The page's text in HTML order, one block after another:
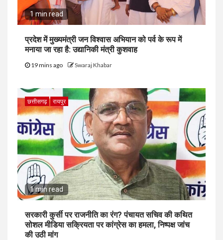
1 min read
प्रदेश में मुख्यमंत्री जन विश्वास अभियान को पर्व के रूप में
मनाया जा रहा है: उद्यानिकी मंत्री कुशवाह
19 mins ago Swaraj Khabar
छत्तीसगढ़ रायपुर
1 min read
सरकारी कुर्सी पर राजनीति का रंग? पंचायत सचिव की कथित
सोशल मीडिया सक्रियता पर कांग्रेस का हमला, निष्पक्ष जांच
की उठी मांग